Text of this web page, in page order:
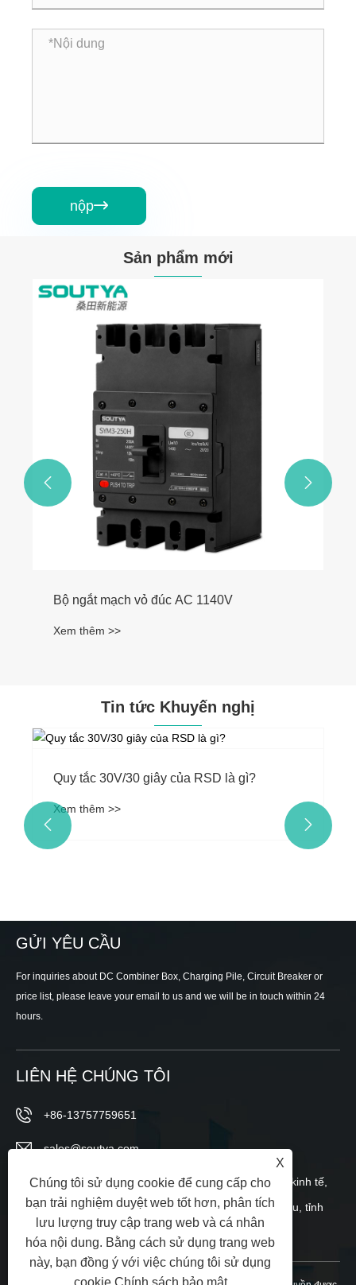
nộp
Sản phẩm mới
Bộ ngắt mạch vỏ đúc AC 1140V
Xem thêm >>
 
Tin tức Khuyến nghị
Quy tắc 30V/30 giây của RSD là gì?
Xem thêm >>


GỬI YÊU CẦU
For inquiries about DC Combiner Box, Charging Pile, Circuit Breaker or
price list, please leave your email to us and we will be in touch within 24
hours.
LIÊN HỆ CHÚNG TÔI
+86-13757759651
sales@soutya.com
Phía đông số 148, đường Wei 12, Khu phát triển kinh tế,
tiểu khu Yanpan, thành phố Nhạc Thanh, Ôn Châu, tỉnh
Chiết Giang, Trung Quốc
X
Chúng tôi sử dụng cookie để cung cấp cho
bạn trải nghiệm duyệt web tốt hơn, phân tích
lưu lượng truy cập trang web và cá nhân
hóa nội dung. Bằng cách sử dụng trang web
này, bạn đồng ý với việc chúng tôi sử dụng
cookie. Chính sách bảo mật